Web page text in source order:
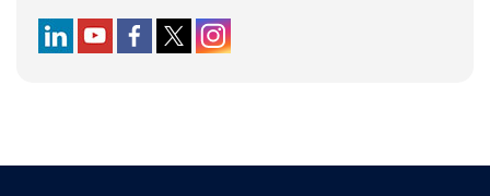
Follow us on LinkedIn
Follow us on YouTube
Follow us on Facebook
Follow us on X (formerly Twitter)
Follow us on Instagram